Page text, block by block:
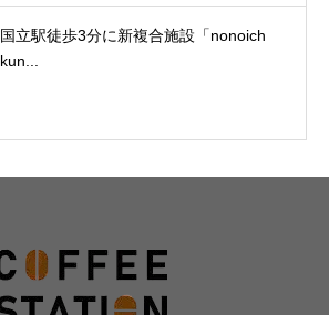
国立駅徒歩3分に新複合施設「nonoich
kun...